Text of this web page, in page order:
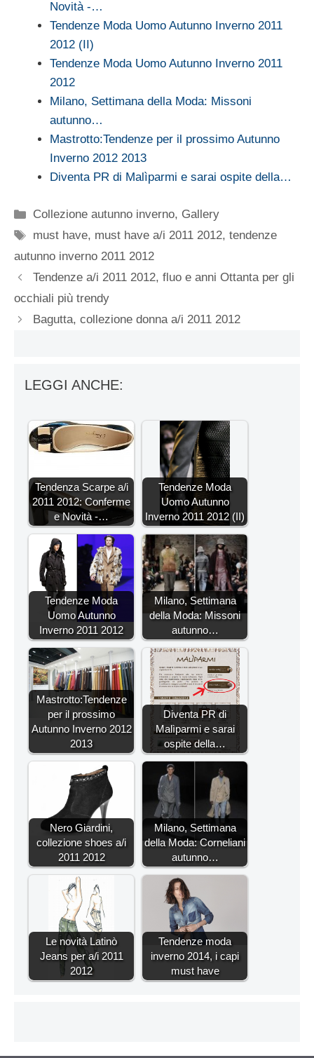
Novità -…
Tendenze Moda Uomo Autunno Inverno 2011
2012 (II)
Tendenze Moda Uomo Autunno Inverno 2011
2012
Milano, Settimana della Moda: Missoni
autunno…
Mastrotto:Tendenze per il prossimo Autunno
Inverno 2012 2013
Diventa PR di Malìparmi e sarai ospite della…
Categorie
Collezione autunno inverno, Gallery
Tag
must have, must have a/i 2011 2012,tendenze
autunno inverno 2011 2012
Tendenze a/i 2011 2012, fluo e anni Ottanta per gli
occhiali più trendy
Bagutta, collezione donna a/i 2011 2012
LEGGI ANCHE:
Tendenza Scarpe a/i
2011 2012: Conferme
e Novità -…
Tendenze Moda
Uomo Autunno
Inverno 2011 2012 (II)
Tendenze Moda
Uomo Autunno
Inverno 2011 2012
Milano, Settimana
della Moda: Missoni
autunno…
Mastrotto:Tendenze
per il prossimo
Autunno Inverno 2012
2013
Diventa PR di
Malìparmi e sarai
ospite della…
Nero Giardini,
collezione shoes a/i
2011 2012
Milano, Settimana
della Moda: Corneliani
autunno…
Le novità Latinò
Jeans per a/i 2011
2012
Tendenze moda
inverno 2014, i capi
must have